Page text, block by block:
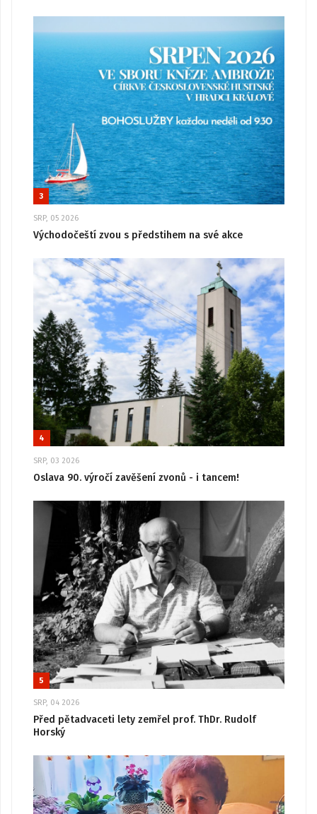
3
SRP, 05 2026
Východočeští zvou s předstihem na své akce
4
SRP, 03 2026
Oslava 90. výročí zavěšení zvonů - i tancem!
5
SRP, 04 2026
Před pětadvaceti lety zemřel prof. ThDr. Rudolf
Horský